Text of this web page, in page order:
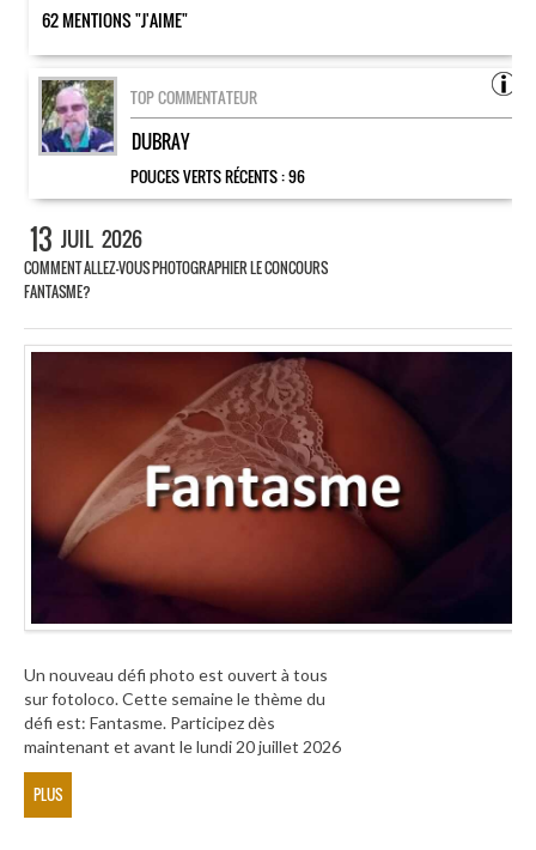
62 MENTIONS "J'AIME"
TOP COMMENTATEUR
DUBRAY
POUCES VERTS RÉCENTS :96
13 JUIL 2026
COMMENT ALLEZ-VOUS PHOTOGRAPHIER LE CONCOURS
FANTASME?
Un nouveau défi photo est ouvert à tous
sur fotoloco. Cette semaine le thème du
défi est: Fantasme. Participez dès
maintenant et avant le lundi 20 juillet 2026
PLUS